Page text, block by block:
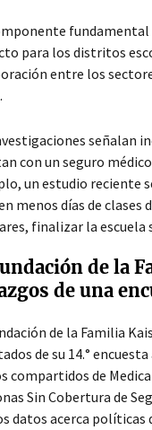
fundamental
para los distritos
entre los
señalan
con un seguro
un estudio reciente
menos días de
finalizar la escuela
de la
de una
de la Familia
de su 14.° encuesta
compartidos de
Sin Cobertura de
datos acerca